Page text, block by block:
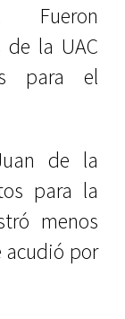
Fueron
la UAC
para el
de la
para la
menos
acudió por